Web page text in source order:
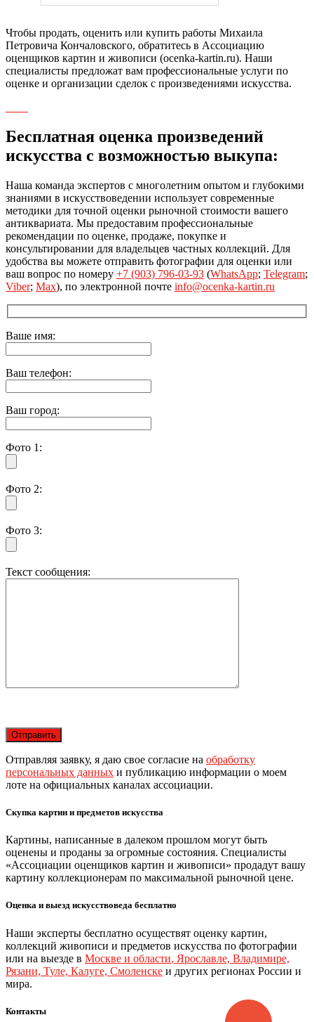
Чтобы продать, оценить или купить работы Михаила
Петровича Кончаловского, обратитесь в Ассоциацию
оценщиков картин и живописи (ocenka-kartin.ru). Наши
специалисты предложат вам профессиональные услуги по
оценке и организации сделок с произведениями искусства.
Бесплатная оценка произведений
искусства с возможностью выкупа:
Наша команда экспертов с многолетним опытом и глубокими
знаниями в искусствоведении использует современные
методики для точной оценки рыночной стоимости вашего
антиквариата. Мы предоставим профессиональные
рекомендации по оценке, продаже, покупке и
консультировании для владельцев частных коллекций. Для
удобства вы можете отправить фотографии для оценки или
ваш вопрос по номеру +7 (903) 796-03-93 (WhatsApp; Telegram;
Viber; Max), по электронной почте info@ocenka-kartin.ru
Ваше имя:
Ваш телефон:
Ваш город:
Фото 1:
Фото 2:
Фото 3:
Текст сообщения:
Отправляя заявку, я даю свое согласие на обработку
персональных данных и публикацию информации о моем
лоте на официальных каналах ассоциации.
Скупка картин и предметов искусства
Картины, написанные в далеком прошлом могут быть
оценены и проданы за огромные состояния. Специалисты
«Ассоциации оценщиков картин и живописи» продадут вашу
картину коллекционерам по максимальной рыночной цене.
Оценка и выезд искусствоведа бесплатно
Наши эксперты бесплатно осуществят оценку картин,
коллекций живописи и предметов искусства по фотографии
или на выезде в Москве и области, Ярославле, Владимире,
Рязани, Туле, Калуге, Смоленске и других регионах России и
мира.
Контакты